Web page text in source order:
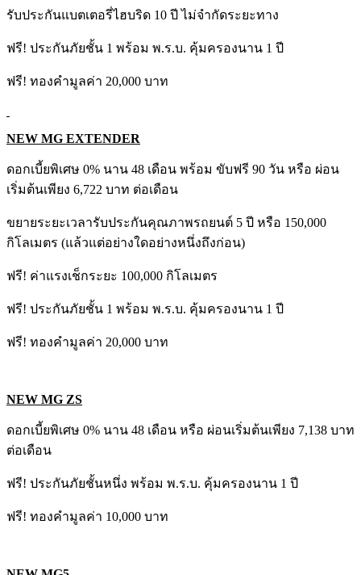
รับประกันแบตเตอรี่ไฮบริด 10 ปี ไม่จำกัดระยะทาง
ฟรี! ประกันภัยชั้น 1 พร้อม พ.ร.บ. คุ้มครองนาน 1 ปี
ฟรี! ทองคำมูลค่า 20,000 บาท
NEW MG EXTENDER
ดอกเบี้ยพิเศษ 0% นาน 48 เดือน พร้อม ขับฟรี 90 วัน หรือ ผ่อน
เริ่มต้นเพียง 6,722 บาท ต่อเดือน
ขยายระยะเวลารับประกันคุณภาพรถยนต์ 5 ปี หรือ 150,000
กิโลเมตร (แล้วแต่อย่างใดอย่างหนึ่งถึงก่อน)
ฟรี! ค่าแรงเช็กระยะ 100,000 กิโลเมตร
ฟรี! ประกันภัยชั้น 1 พร้อม พ.ร.บ. คุ้มครองนาน 1 ปี
ฟรี! ทองคำมูลค่า 20,000 บาท
NEW MG ZS
ดอกเบี้ยพิเศษ 0% นาน 48 เดือน หรือ ผ่อนเริ่มต้นเพียง 7,138 บาท
ต่อเดือน
ฟรี! ประกันภัยชั้นหนึ่ง พร้อม พ.ร.บ. คุ้มครองนาน 1 ปี
ฟรี! ทองคำมูลค่า 10,000 บาท